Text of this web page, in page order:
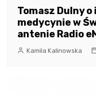
Tomasz Dulny
medycynie w
antenie Radio
Kamila Kalinowska